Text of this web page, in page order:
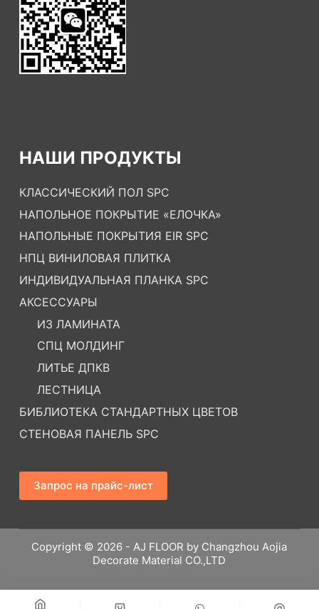
НАШИ ПРОДУКТЫ
КЛАССИЧЕСКИЙ ПОЛ SPC
НАПОЛЬНОЕ ПОКРЫТИЕ «ЕЛОЧКА»
НАПОЛЬНЫЕ ПОКРЫТИЯ EIR SPC
НПЦ ВИНИЛОВАЯ ПЛИТКА
ИНДИВИДУАЛЬНАЯ ПЛАНКА SPC
АКСЕССУАРЫ
ИЗ ЛАМИНАТА
СПЦ МОЛДИНГ
ЛИТЬЕ ДПКВ
ЛЕСТНИЦА
БИБЛИОТЕКА СТАНДАРТНЫХ ЦВЕТОВ
СТЕНОВАЯ ПАНЕЛЬ SPC
Запрос на прайс-лист
Copyright © 2026 - AJ FLOOR by Changzhou Aojia
Decorate Material CO.,LTD